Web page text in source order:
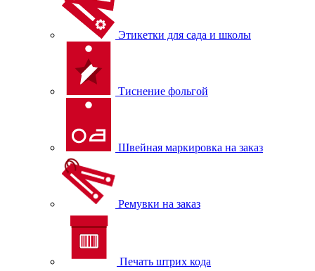
Этикетки для сада и школы
Тиснение фольгой
Швейная маркировка на заказ
Ремувки на заказ
Печать штрих кода